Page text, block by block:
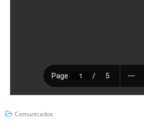
Comunicados